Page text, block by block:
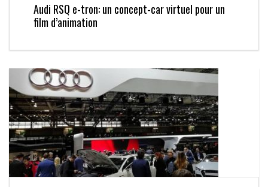
Audi RSQ e-tron: un concept-car virtuel pour un
film d’animation